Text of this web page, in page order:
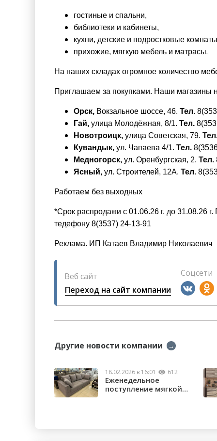
гостиные и спальни,
библиотеки и кабинеты,
кухни, детские и подростковые
прихожие, мягкую мебель и матрасы.
На наших складах огромное количество
Приглашаем за покупками. Наши магазины
Орск, Вокзальное шоссе, 46. Тел.
Гай, улица Молодёжная, 8/1. Тел.
Новотроицк, улица Советская, 79.
Кувандык, ул. Чапаева 4/1. Тел.
Медногорск, ул. Оренбургская, 2. Тел.
Ясный, ул. Строителей, 12А. Тел.
Работаем без выходных
*Срок распродажи с 01.06.26 г. до 31.08.26
тедефону 8(3537) 24-13-91
Реклама. ИП Катаев Владимир Николаевич
Веб сайт
Переход на сайт компании
Соцсети
Другие новости компании →
18.02.2026 в 16:01 612
Еженедельное
поступление мягкой